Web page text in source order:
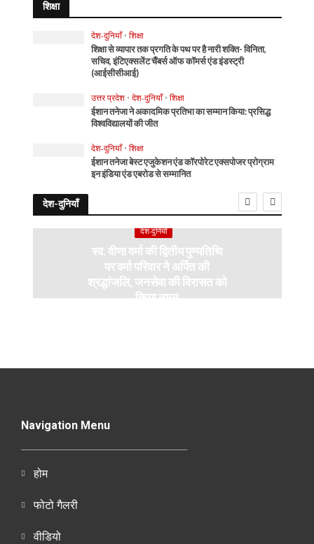
शिक्षा
देश-दुनियाँ • शिक्षा
शिक्षा से व्यापार तक प्रगति के पथ पर है नारी शक्ति- विनिता,
सचिव, इंटिएक्सलेंट चैंबर्स ऑफ कॉमर्स एंड इंडस्ट्री
(आईसीसीआई)
उत्तर प्रदेश • देश-दुनियाँ • शिक्षा
ईशान तनेजा ने अकादमिक प्रतिभा का सम्मान किया: प्रसिद्ध
विश्वविद्यालयों की जीत
देश-दुनियाँ • शिक्षा
ईशान तनेजा बेस्ट एजुकेशन एंड कॉरपोरेट एक्सपोजर प्रोग्राम
इन इंडिया एंड एबरोड से सम्मानित
देश-दुनियाँ
देश-दुनियाँ
स्व. वीणा वर्मा की द्वितीय पुण्यतिथि
पर वर्मा परिवार ने अर्पित की
श्रद्धांजलि, जनसेवा की विरासत को
किया नमन
Navigation Menu
होम
फोटो गैलरी
वीडियो